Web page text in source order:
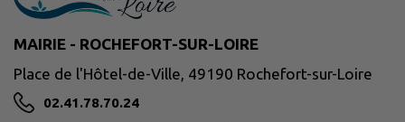
MAIRIE - ROCHEFORT-SUR-LOIRE
Place de l'Hôtel-de-Ville, 49190 Rochefort-sur-Loire
02.41.78.70.24